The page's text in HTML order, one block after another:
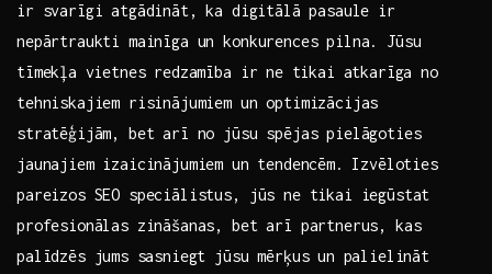
​ir svarīgi atgādināt,‍ ka⁢ digitālā pasaule ir
nepārtraukti mainīga un konkurences ‌pilna. Jūsu
tīmekļa ⁤vietnes redzamība‍ ir ne⁢ tikai​ atkarīga no
tehniskajiem risinājumiem un optimizācijas
stratēģijām, ‌bet arī‍ no jūsu spējas pielāgoties⁣
jaunajiem izaicinājumiem un ⁤tendencēm.⁣ Izvēloties
pareizos ​SEO speciālistus,​ jūs ne tikai iegūstat
profesionālas zināšanas, bet arī partnerus, kas
palīdzēs jums ⁢sasniegt jūsu mērķus⁢ un palielināt